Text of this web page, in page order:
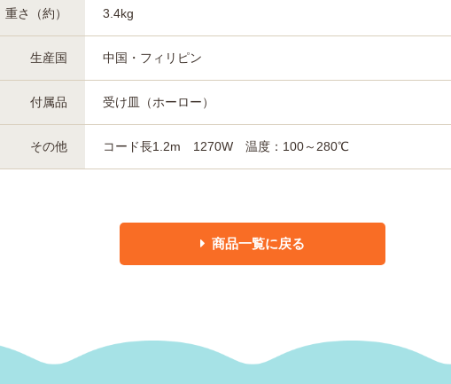
重さ（約） 3.4kg
生産国 中国・フィリピン
付属品 受け皿（ホーロー）
その他 コード長1.2m 1270W 温度：100～280℃
商品一覧に戻る